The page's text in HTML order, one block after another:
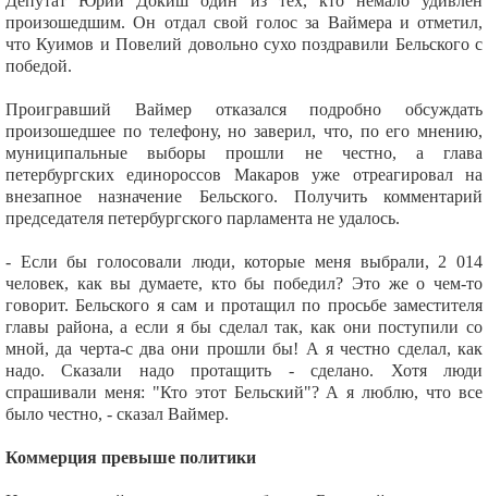
произошедшим. Он отдал свой голос за Ваймера и отметил,
что Куимов и Повелий довольно сухо поздравили Бельского с
победой.
Проигравший Ваймер отказался подробно обсуждать
произошедшее по телефону, но заверил, что, по его мнению,
муниципальные выборы прошли не честно, а глава
петербургских единороссов Макаров уже отреагировал на
внезапное назначение Бельского. Получить комментарий
председателя петербургского парламента не удалось.
- Если бы голосовали люди, которые меня выбрали, 2 014
человек, как вы думаете, кто бы победил? Это же о чем-то
говорит. Бельского я сам и протащил по просьбе заместителя
главы района, а если я бы сделал так, как они поступили со
мной, да черта-с два они прошли бы! А я честно сделал, как
надо. Сказали надо протащить - сделано. Хотя люди
спрашивали меня: "Кто этот Бельский"? А я люблю, что все
было честно, - сказал Ваймер.
Коммерция превыше политики